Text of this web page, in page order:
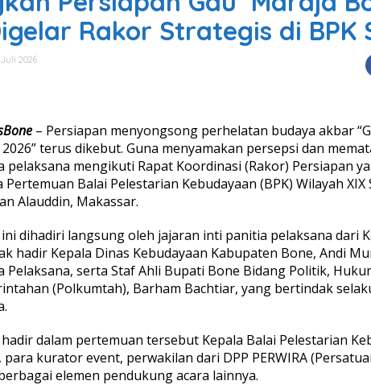
Rakor Strategis di BPK
2026
– Persiapan menyongsong perhelatan budaya akbar
2026” terus dikebut. Guna menyamakan persepsi dan
pelaksana mengikuti Rapat Koordinasi (Rakor) Persiapan
Pertemuan Balai Pelestarian Kebudayaan (BPK) Wilayah XIX
Alauddin, Makassar.
ini dihadiri langsung oleh jajaran inti panitia pelaksana dari
hadir Kepala Dinas Kebudayaan Kabupaten Bone, Andi
Pelaksana, serta Staf Ahli Bupati Bone Bidang Politik,
(Polkumtah), Barham Bachtiar, yang bertindak
dalam pertemuan tersebut Kepala Balai Pelestarian
para kurator event, perwakilan dari DPP PERWIRA
elemen pendukung acara lainnya.